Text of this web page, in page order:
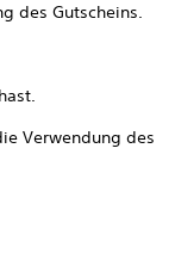
des Gutscheins.
Verwendung des